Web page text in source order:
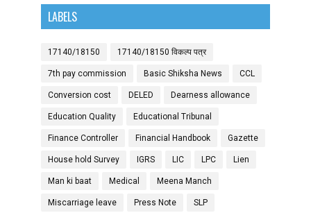
LABELS
17140/18150 17140/18150 विकल्प पत्र
7th pay commission Basic Shiksha News CCL
Conversion cost DELED Dearness allowance
Education Quality Educational Tribunal
Finance Controller Financial Handbook Gazette
House hold Survey IGRS LIC LPC Lien
Man ki baat Medical Meena Manch
Miscarriage leave Press Note SLP